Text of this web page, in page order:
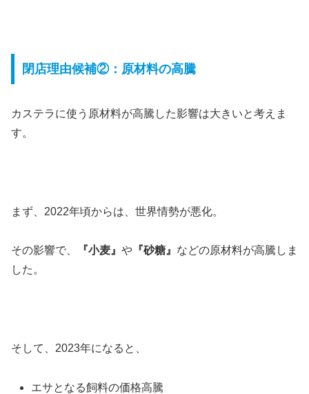
閉店理由候補②：原材料の高騰
カステラに使う原材料が高騰した影響は大きいと考えま
す。
まず、2022年頃からは、世界情勢が悪化。
その影響で、 『小麦』 や 『砂糖』 などの原材料が高騰しま
した。
そして、2023年になると、
エサとなる飼料の価格高騰